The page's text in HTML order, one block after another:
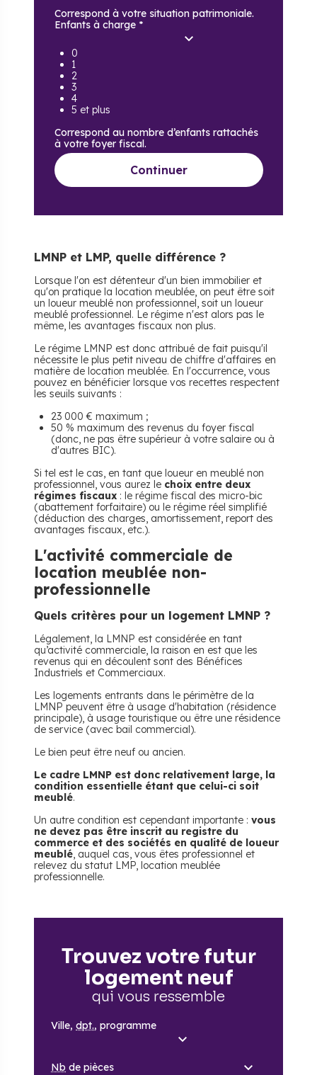
Correspond à votre situation patrimoniale.
Enfants à charge *
0
1
2
3
4
5 et plus
Correspond au nombre d’enfants rattachés
à votre foyer fiscal.
Continuer
LMNP et LMP, quelle différence ?
Lorsque l'on est détenteur d'un bien immobilier et
qu'on pratique la location meublée, on peut être soit
un loueur meublé non professionnel, soit un loueur
meublé professionnel. Le régime n'est alors pas le
même, les avantages fiscaux non plus.
Le régime LMNP est donc attribué de fait puisqu'il
nécessite le plus petit niveau de chiffre d'affaires en
matière de location meublée. En l'occurrence, vous
pouvez en bénéficier lorsque vos recettes respectent
les seuils suivants :
23 000 € maximum ;
50 % maximum des revenus du foyer fiscal
(donc, ne pas être supérieur à votre salaire ou à
d'autres BIC).
Si tel est le cas, en tant que loueur en meublé non
professionnel, vous aurez le choix entre deux
régimes fiscaux : le régime fiscal des micro-bic
(abattement forfaitaire) ou le régime réel simplifié
(déduction des charges, amortissement, report des
avantages fiscaux, etc.).
L'activité commerciale de
location meublée non-
professionnelle
Quels critères pour un logement LMNP ?
Légalement, la LMNP est considérée en tant
qu’activité commerciale, la raison en est que les
revenus qui en découlent sont des Bénéfices
Industriels et Commerciaux.
Les logements entrants dans le périmètre de la
LMNP peuvent être à usage d'habitation (résidence
principale), à usage touristique ou être une résidence
de service (avec bail commercial).
Le bien peut être neuf ou ancien.
Le cadre LMNP est donc relativement large, la
condition essentielle étant que celui-ci soit
meublé.
Un autre condition est cependant importante : vous
ne devez pas être inscrit au registre du
commerce et des sociétés en qualité de loueur
meublé, auquel cas, vous êtes professionnel et
relevez du statut LMP, location meublée
professionnelle.
Trouvez votre futur
logement neuf
qui vous ressemble
Ville, dpt., programme
Nb de pièces